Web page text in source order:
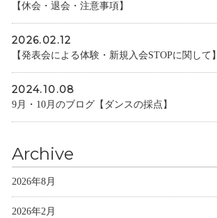
【休会・退会・注意事項】
2026.02.12
【発表会による体験・新規入会STOPに関して】
2024.10.08
9月・10月のブログ【ダンスの採点】
Archive
2026年8月
2026年2月